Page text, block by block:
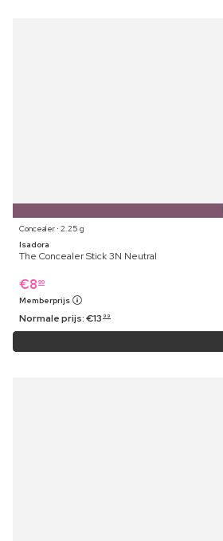
Concealer ⋅ 2.25 g
Isadora
The Concealer Stick 3N Neutral
€8 99
Memberprijs
Normale prijs:€13 99